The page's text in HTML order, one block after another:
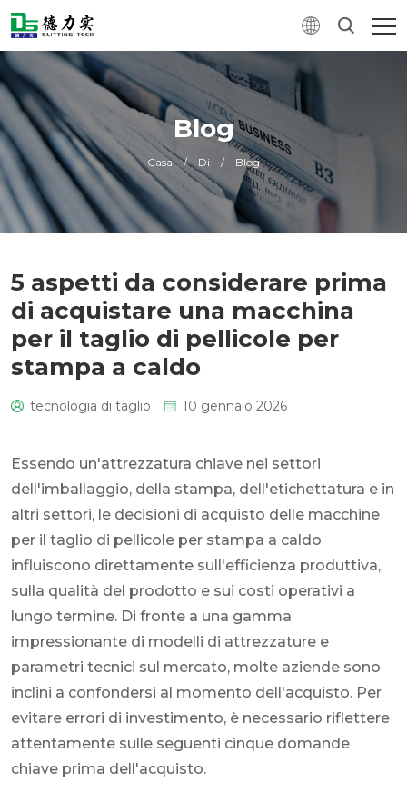
Blog
Casa / Di / Blog
5 aspetti da considerare prima
di acquistare una macchina
per il taglio di pellicole per
stampa a caldo
tecnologia di taglio 10 gennaio 2026
Essendo un'attrezzatura chiave nei settori
dell'imballaggio, della stampa, dell'etichettatura e in
altri settori, le decisioni di acquisto delle macchine
per il taglio di pellicole per stampa a caldo
influiscono direttamente sull'efficienza produttiva,
sulla qualità del prodotto e sui costi operativi a
lungo termine. Di fronte a una gamma
impressionante di modelli di attrezzature e
parametri tecnici sul mercato, molte aziende sono
inclini a confondersi al momento dell'acquisto. Per
evitare errori di investimento, è necessario riflettere
attentamente sulle seguenti cinque domande
chiave prima dell'acquisto.